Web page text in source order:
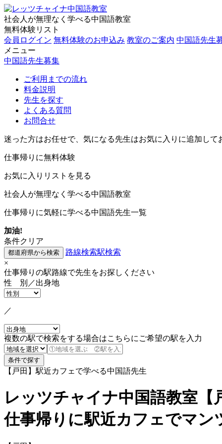
社会人が無理なく学べる中国語教室
無料体験リスト
会員ログイン 無料体験のお申込み 教室のご案内 中国語先生
メニュー
中国語先生募集
ご利用までの流れ
料金説明
先生を探す
よくある質問
お問合せ
迷った方はお任せで、気になる先生はお気に入りに追加して
仕事帰りに無料体験
お気に入りリストを見る
社会人が無理なく学べる中国語教室
仕事帰りに気軽に学べる中国語先生一覧
加油!
条件クリア
路線検索駅検索
×
仕事帰りの駅路線で先生をお探しください
性 別／出身地
／
複数の駅で検索をする場合はこちらにご希望の駅を入力
【戸田】駅近カフェで学べる中国語先生
レッツチャイナ中国語教室【
仕事帰りに駅近カフェでマン